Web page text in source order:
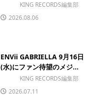
KING RECORDS編集部
2026.08.06
ENVii GABRIELLA 9月16日
(水)にファン待望のメジ...
KING RECORDS編集部
2026.07.11